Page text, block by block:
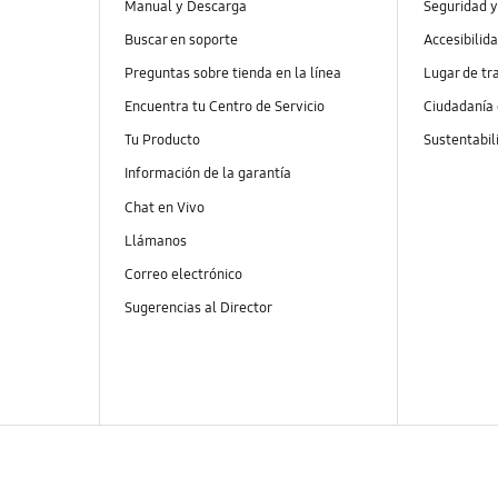
Manual y Descarga
Buscar en soporte
Preguntas sobre tienda en la línea
Encuentra tu Centro de Servicio
Tu Producto
Información de la garantía
Chat en Vivo
Llámanos
Correo electrónico
Sugerencias al Director
Seguridad
Lugar de